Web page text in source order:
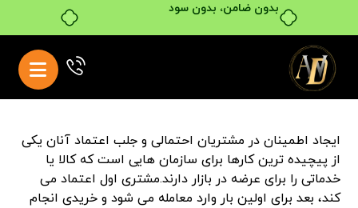
بدون ضامن، بدون سود
ایجاد اطمینان در مشتریان احتمالی و جلب اعتماد آنان یکی
از پیچیده ترین کارها برای سازمان هایی است که کالا یا
خدماتی را برای عرضه در بازار دارند.مشتری اول اعتماد می
کند، بعد برای اولین بار وارد معامله می شود و خریدی انجام